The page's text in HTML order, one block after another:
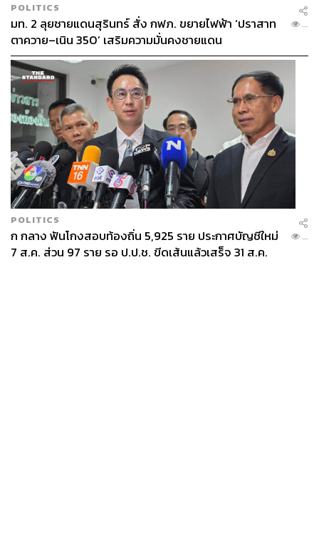
POLITICS
มท. 2 ลุยชายแดนสุรินทร์ สั่ง กฟภ. ขยายไฟฟ้า ‘ปราสาท
ตาควาย–เนิน 350’ เสริมความมั่นคงชายแดน
...
POLITICS
ก กลาง ฟันโกงสอบท้องถิ่น 5,925 ราย ประกาศบัญชีใหม่
7 ส.ค. ส่วน 97 ราย รอ ป.ป.ช. ขีดเส้นแล้วเสร็จ 31 ส.ค.
...